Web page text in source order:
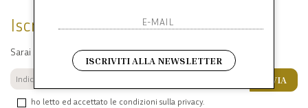
Iscriviti alla newsletter
Sarai sempre aggiornato su offerte e promozioni.
ho letto ed accettato le condizioni sulla privacy.
INVIA
ISCRIVITI ALLA NEWSLETTER